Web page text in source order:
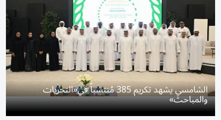
الشامسي يشهد تكريم 385 مُنتسباً في«التحريات
والمباحث»